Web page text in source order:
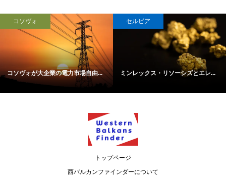
コソヴォ
コソヴォが大企業の電力市場自由...
セルビア
ミンレックス・リソーシズとエレ...
トップページ
西バルカンファインダーについて